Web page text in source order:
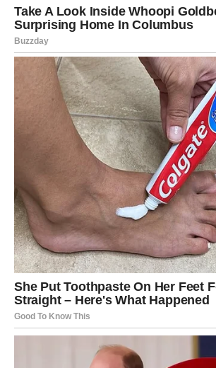
Dok je ajvar još vruć, pažljivo ga
pazeći da uklonite sve zračne
Opcionalno:Vratite staklenke u
minuta kako bi se gornji sloj
Zatvaranje i skladištenje:
Prelijte ajvar tankim slojem
biste spriječili ulazak zraka.
Čvrsto zatvorite staklenke
stavite ih u toplu (ali isključenu)
polako ohladile preko noći.